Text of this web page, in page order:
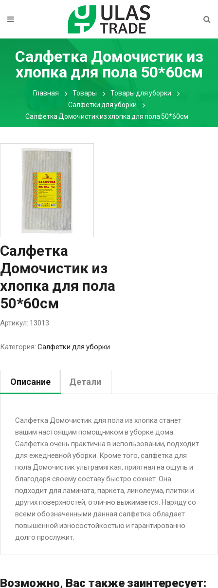
Салфетка Домочистик из
хлопка для пола 50*60см
Главная Товары
Товары для уборки
Салфетки для уборки
Салфетка Домочистик из хлопка для пола 50*60см
Салфетка
Домочистик из
хлопка для пола
50*60см
Артикул: 13013
Категория: Салфетки для уборки
Описание Детали
Салфетка Домочистик для пола из хлопка станет
вашим настоящим помощником в уборке дома.
Салфетка очень практична в использовании, подходит
для ежедневной уборки. Кроме того, салфетка для
пола Домочистик ультрамягкая, приятная на ощупь и
благодаря своему составу быстро сохнет. Она
подходит для ламината, паркета, линолеума, плитки и
других поверхностей, отлично выжимается. Наряду со
всеми обозначенными данная салфетка обладает
повышенной износостойкостью и гарантированно
долго прослужит.
Возможно, Вас также заинтересует: